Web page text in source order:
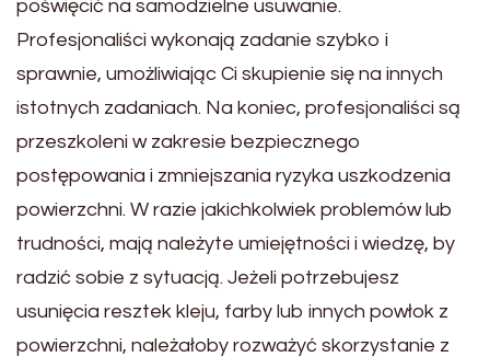
poświęcić na samodzielne usuwanie.
Profesjonaliści wykonają zadanie szybko i
sprawnie, umożliwiając Ci skupienie się na innych
istotnych zadaniach. Na koniec, profesjonaliści są
przeszkoleni w zakresie bezpiecznego
postępowania i zmniejszania ryzyka uszkodzenia
powierzchni. W razie jakichkolwiek problemów lub
trudności, mają należyte umiejętności i wiedzę, by
radzić sobie z sytuacją. Jeżeli potrzebujesz
usunięcia resztek kleju, farby lub innych powłok z
powierzchni, należałoby rozważyć skorzystanie z